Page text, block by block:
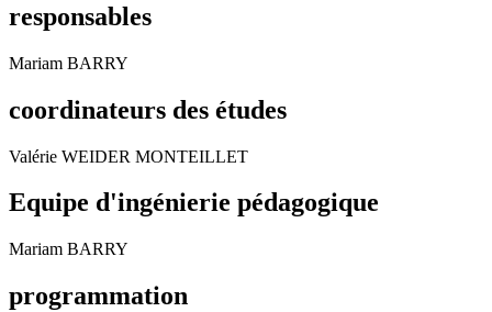
responsables
Mariam BARRY
coordinateurs des études
Valérie WEIDER MONTEILLET
Equipe d'ingénierie pédagogique
Mariam BARRY
programmation